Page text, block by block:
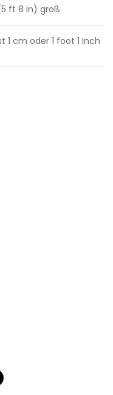
ft 8 in) groß
1 cm oder 1 foot 1 Inch